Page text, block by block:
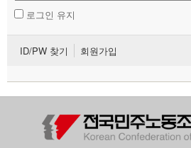
로그인 유지
ID/PW 찾기 회원가입
- 전국 노동상담소 안내
자료
부설기관